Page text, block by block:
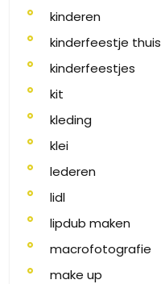
kinderen
kinderfeestje thuis
kinderfeestjes
kit
kleding
klei
lederen
lidl
lipdub maken
macrofotografie
make up